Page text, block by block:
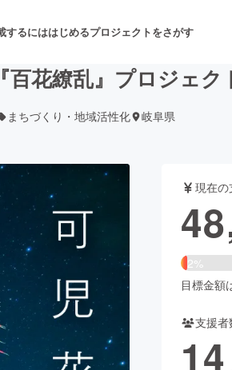
するにははじめるプロジェクトをさがす
舞台・パフォーマンス
アニメ・漫画
ビューティー・ヘルスケ
百花繚乱』プロジェク
まちづくり・地域活性化 岐阜県
現在
2%
目標金額
支援者
14